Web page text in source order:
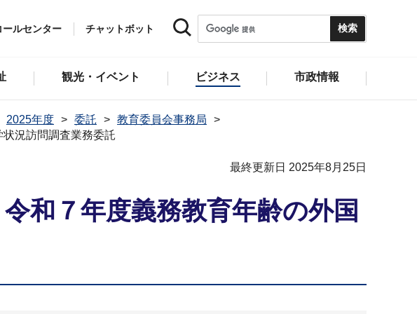
ールセンター チャットボット
観光・イベント ビジネス 市政情報
2025年度 委託
教育委員会事務局
況訪問調査業務委託
最終更新日 2025年8月25日
和７年度義務教育年齢の外国